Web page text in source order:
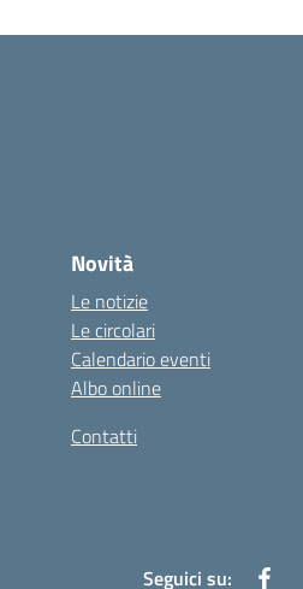
Novità
Le notizie
Le circolari
Calendario eventi
Albo online
Contatti
Seguici su: